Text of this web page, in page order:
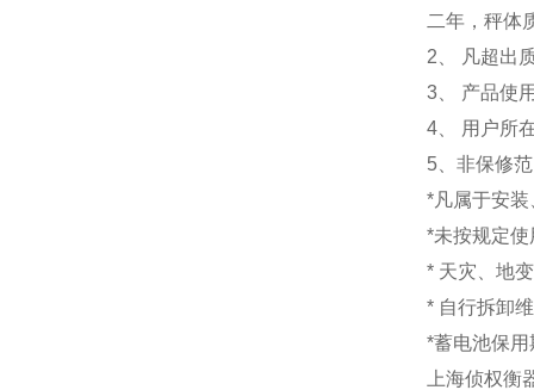
二年，秤体
2、 凡超出
3、 产品使
4、 用户所
5、非保修
*凡属于安
*未按规定
* 天灾、地
* 自行拆卸
*蓄电池保用
上海侦权